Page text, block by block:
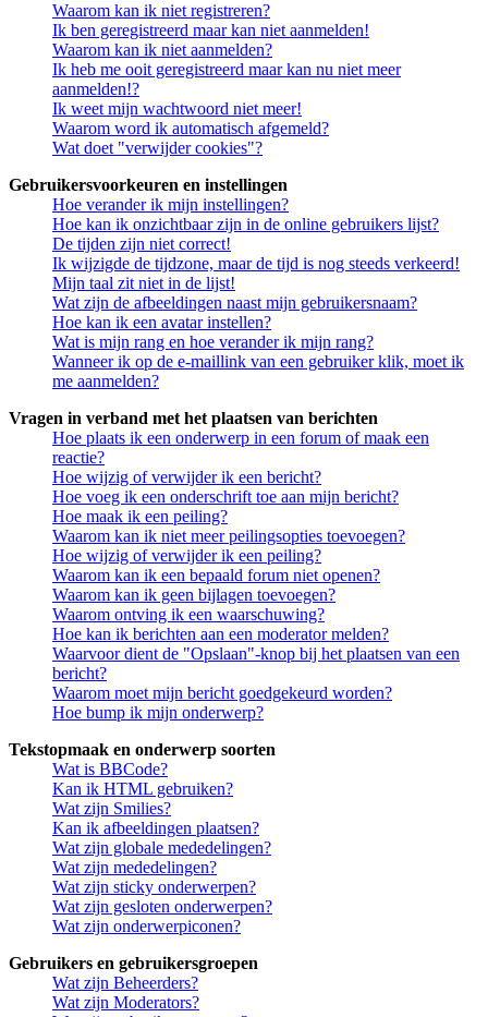
Waarom kan ik niet registreren?
Ik ben geregistreerd maar kan niet aanmelden!
Waarom kan ik niet aanmelden?
Ik heb me ooit geregistreerd maar kan nu niet meer
aanmelden!?
Ik weet mijn wachtwoord niet meer!
Waarom word ik automatisch afgemeld?
Wat doet "verwijder cookies"?
Gebruikersvoorkeuren en instellingen
Hoe verander ik mijn instellingen?
Hoe kan ik onzichtbaar zijn in de online gebruikers lijst?
De tijden zijn niet correct!
Ik wijzigde de tijdzone, maar de tijd is nog steeds verkeerd!
Mijn taal zit niet in de lijst!
Wat zijn de afbeeldingen naast mijn gebruikersnaam?
Hoe kan ik een avatar instellen?
Wat is mijn rang en hoe verander ik mijn rang?
Wanneer ik op de e-maillink van een gebruiker klik, moet ik
me aanmelden?
Vragen in verband met het plaatsen van berichten
Hoe plaats ik een onderwerp in een forum of maak een
reactie?
Hoe wijzig of verwijder ik een bericht?
Hoe voeg ik een onderschrift toe aan mijn bericht?
Hoe maak ik een peiling?
Waarom kan ik niet meer peilingsopties toevoegen?
Hoe wijzig of verwijder ik een peiling?
Waarom kan ik een bepaald forum niet openen?
Waarom kan ik geen bijlagen toevoegen?
Waarom ontving ik een waarschuwing?
Hoe kan ik berichten aan een moderator melden?
Waarvoor dient de "Opslaan"-knop bij het plaatsen van een
bericht?
Waarom moet mijn bericht goedgekeurd worden?
Hoe bump ik mijn onderwerp?
Tekstopmaak en onderwerp soorten
Wat is BBCode?
Kan ik HTML gebruiken?
Wat zijn Smilies?
Kan ik afbeeldingen plaatsen?
Wat zijn globale mededelingen?
Wat zijn mededelingen?
Wat zijn sticky onderwerpen?
Wat zijn gesloten onderwerpen?
Wat zijn onderwerpiconen?
Gebruikers en gebruikersgroepen
Wat zijn Beheerders?
Wat zijn Moderators?